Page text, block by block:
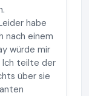
habe
nach einem
würde mir
Ich teilte der
über sie